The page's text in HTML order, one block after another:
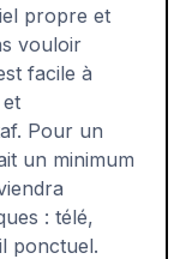
propre et
vouloir
facile à
Pour un
un minimum
: télé,
ponctuel.